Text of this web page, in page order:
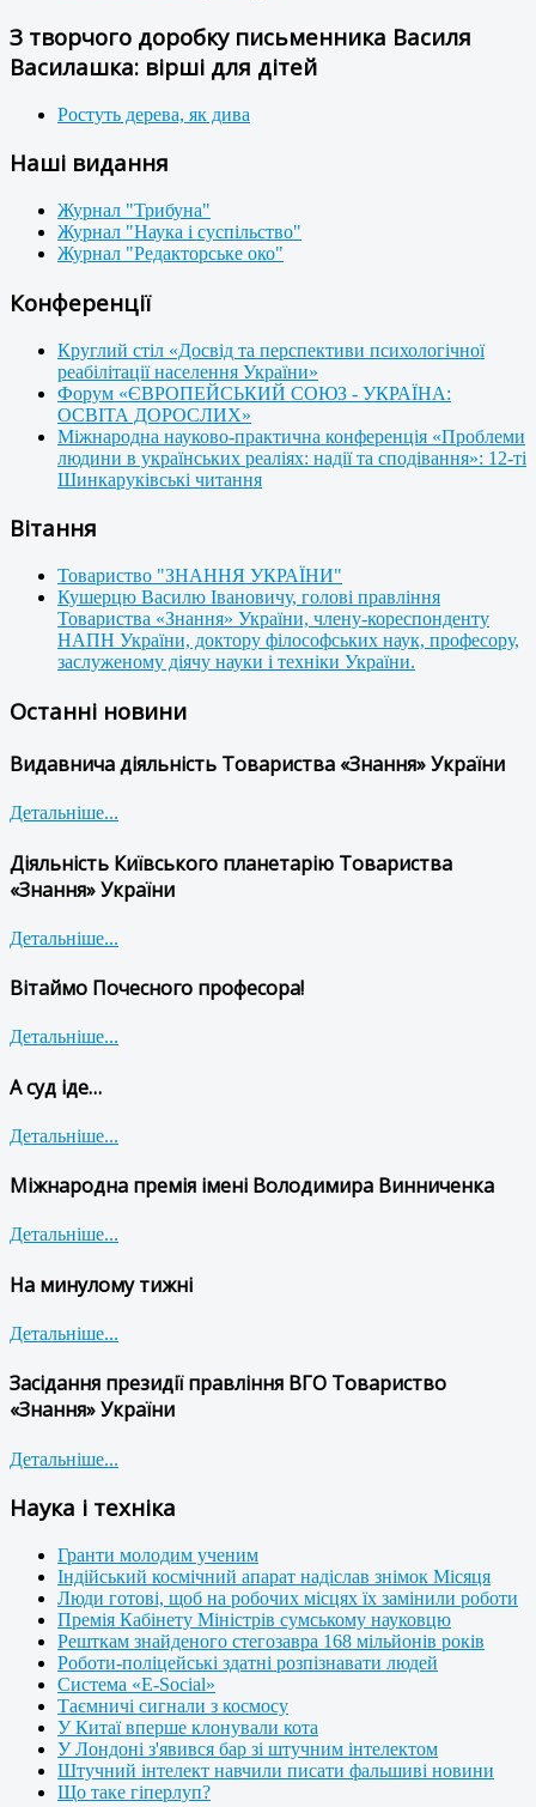
З творчого доробку письменника Василя
Василашка: вірші для дітей
Ростуть дерева, як дива
Наші видання
Журнал "Трибуна"
Журнал "Наука і суспільство"
Журнал "Редакторське око"
Конференції
Круглий стіл «Досвід та перспективи психологічної
реабілітації населення України»
Форум «ЄВРОПЕЙСЬКИЙ СОЮЗ - УКРАЇНА:
ОСВІТА ДОРОСЛИХ»
Міжнародна науково-практична конференція «Проблеми
людини в українських реаліях: надії та сподівання»: 12-ті
Шинкаруківські читання
Вітання
Товариство "ЗНАННЯ УКРАЇНИ"
Кушерцю Василю Івановичу, голові правління
Товариства «Знання» України, члену-кореспонденту
НАПН України, доктору філософських наук, професору,
заслуженому діячу науки і техніки України.
Останні новини
Видавнича діяльність Товариства «Знання» України
Детальніше...
Діяльність Київського планетарію Товариства
«Знання» України
Детальніше...
Вітаймо Почесного професора!
Детальніше...
А суд іде…
Детальніше...
Міжнародна премія імені Володимира Винниченка
Детальніше...
На минулому тижні
Детальніше...
Засідання президії правління ВГО Товариство
«Знання» України
Детальніше...
Наука і техніка
Гранти молодим ученим
Індійський космічний апарат надіслав знімок Місяця
Люди готові, щоб на робочих місцях їх замінили роботи
Премія Кабінету Міністрів сумському науковцю
Решткам знайденого стегозавра 168 мільйонів років
Роботи-поліцейські здатні розпізнавати людей
Система «E-Social»
Таємничі сигнали з космосу
У Китаї вперше клонували кота
У Лондоні з'явився бар зі штучним інтелектом
Штучний інтелект навчили писати фальшиві новини
Що таке гіперлуп?